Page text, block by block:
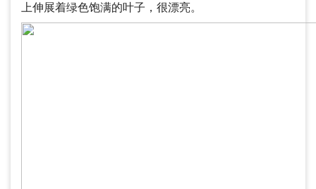
上伸展着绿色饱满的叶子，很漂亮。